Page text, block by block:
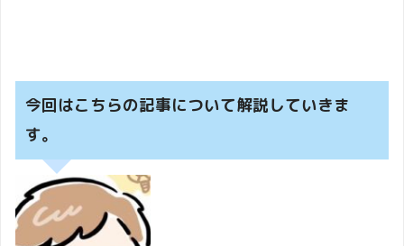
今回はこちらの記事について解説していきま
す。